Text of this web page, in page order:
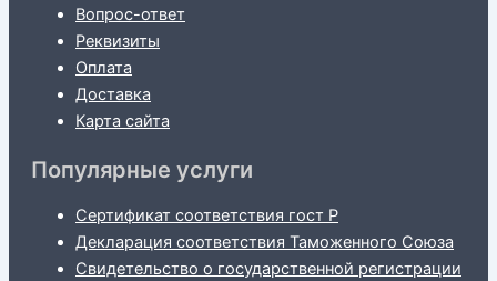
Вопрос-ответ
Реквизиты
Оплата
Доставка
Карта сайта
Популярные услуги
Сертификат соответствия гост Р
Декларация соответствия Таможенного Союза
Свидетельство о государственной регистрации